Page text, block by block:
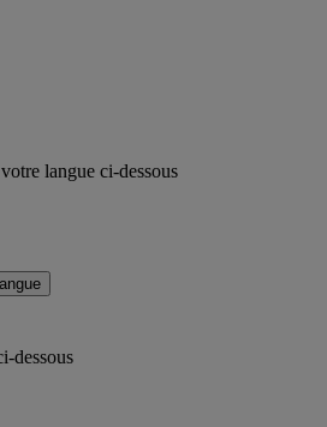
langue ci-dessous
dessous